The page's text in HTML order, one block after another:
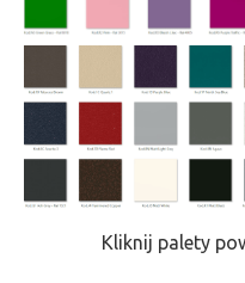
Kliknij palety